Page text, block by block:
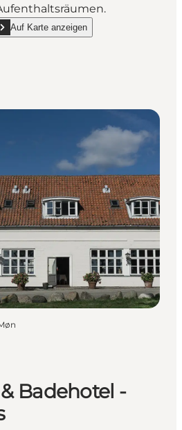
Klint Strandpension"
Auf Karte anzeigen
Stevns Klint Strandpension on_map
Badehotel -